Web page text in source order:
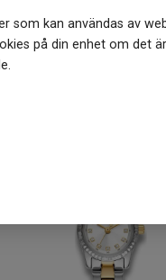
som kan användas av
på din enhet om det